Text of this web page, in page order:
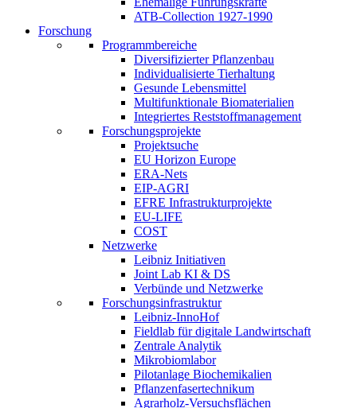
ATB-Collection 1927-1990
Forschung
Programmbereiche
Diversifizierter Pflanzenbau
Individualisierte Tierhaltung
Gesunde Lebensmittel
Multifunktionale Biomaterialien
Integriertes Reststoffmanagement
Forschungsprojekte
Projektsuche
EU Horizon Europe
ERA-Nets
EIP-AGRI
EFRE Infrastrukturprojekte
EU-LIFE
COST
Netzwerke
Leibniz Initiativen
Joint Lab KI & DS
Verbünde und Netzwerke
Forschungsinfrastruktur
Leibniz-InnoHof
Fieldlab für digitale Landwirtschaft
Zentrale Analytik
Mikrobiomlabor
Pilotanlage Biochemikalien
Pflanzenfasertechnikum
Agrarholz-Versuchsflächen